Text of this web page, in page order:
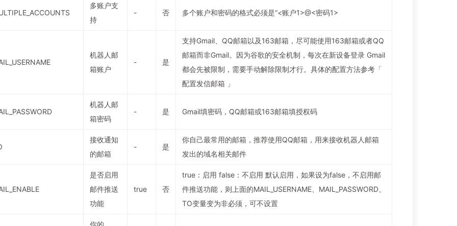
多账户支
持
- 否 多个账户和密码的格式必须是“<账户1>@<密码1>
机器人邮
箱账户
- 是
支持Gmail、QQ邮箱以及163邮箱，尽可能使用163邮箱或者QQ
邮箱而非Gmail。因为谷歌的安全机制，每次在新设备登录 Gmail
都会先被限制，需要手动解除限制才行。具体的配置方法参考「
配置发信邮箱 」
机器人邮
箱密码
- 是 Gmail填密码，QQ邮箱或163邮箱填授权码
接收通知
的邮箱
- 是
你自己最常用的邮箱，推荐使用QQ邮箱，用来接收机器人邮箱
发出的域名相关邮件
是否启用
邮件推送
功能
true 否
true：启用 false：不启用 默认启用，如果设为false，不启用邮
件推送功能，则上面的MAIL_USERNAME、MAIL_PASSWORD、
TO变量变为非必须，可不设置
你的